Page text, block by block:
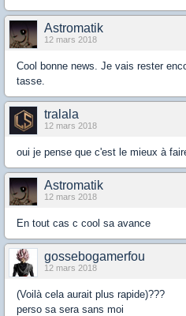
Astromatik
12 mars 2018
Cool bonne news. Je vais rester
tasse.
tralala
12 mars 2018
oui je pense que c'est le mieux à
Astromatik
12 mars 2018
En tout cas c cool sa avance
gossebogamerfou
12 mars 2018
(Voilà cela aurait plus rapide)???
perso sa sera sans moi